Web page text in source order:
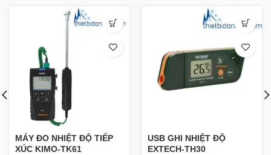
MÁY ĐO NHIỆT ĐỘ TIẾP
XÚC KIMO-TK61
USB GHI NHIỆT ĐỘ
EXTECH-TH30